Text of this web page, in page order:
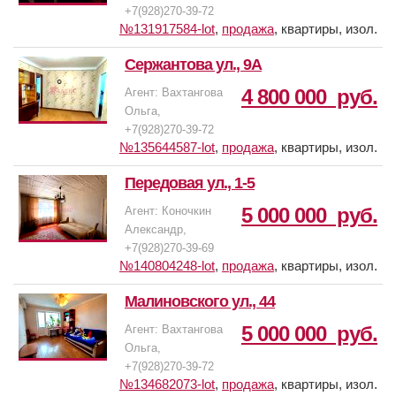
район города.
— Возможна ипотека, все документы
готовы к сделке, никаких обременений
нет. Квартира в
собственности, один взрослый
собственник.
Уважаемые клиенты! Заинтересовали
до необходимой суммы? Мы
предложат для наших клиентов более
низкую процентную ставку. Рассмотрим
покупателей по всем видам ипотеки с
наибольшей гарантией на одобрение и
ООО «Центр недвижимости Алекс»
успешно работает на рынке
недвижимости вот уже 28 лет. Мы
оказываем весь спектр юридических
услуг и сопровождение сделок!
года постройки. Ухоженный и чистый
подъезд и придомовая территория.
Подходят любая форма покупки. Объект
второй ряд домов. Окна выходят во двор
на детскую площадку. Чистый подъезд,
тихие соседи. Развитая инфраструктура.
Рядом с домом ДК Роствертол, куда
может ходить Ваш ребенок на
различные кружки. Магазины, аптеки,
пункты выдачи и остановки
общественного транспорта в шаговой
+7(928)270-39-72
№131917584-lot, продажа, квартиры, изол.
Сержантова ул., 9А
4 800 000 руб.
Агент: Вахтангова
Ольга,
+7(928)270-39-72
№135644587-lot, продажа, квартиры, изол.
Передовая ул., 1-5
5 000 000 руб.
Агент: Коночкин
Александр,
+7(928)270-39-69
№140804248-lot, продажа, квартиры, изол.
Малиновского ул., 44
5 000 000 руб.
Агент: Вахтангова
Ольга,
+7(928)270-39-72
№134682073-lot, продажа, квартиры, изол.